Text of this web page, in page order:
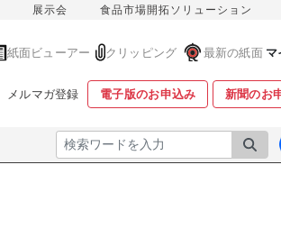
展示会 食品市場開拓ソリューション
紙面ビューアー クリッピング 最新の紙面 マ
メルマガ登録 電子版のお申込み 新聞のお
検索